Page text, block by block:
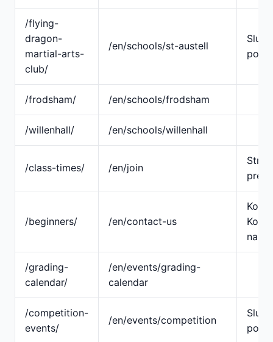
/flying-
dragon-
martial-arts-
club/
/en/schools/st-austell
Slug
/frodsham/ /en/schools/frodsham
/willenhall/ /en/schools/willenhall
/class-times/ /en/join
/beginners/ /en/contact-us
nas
/grading-
calendar/
/en/events/grading-
calendar
/competition-
events/
/en/events/competition
Slug